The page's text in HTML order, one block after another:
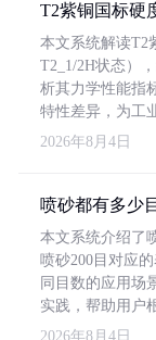
T2紫铜国标硬
本文系统解读T2
T2_1/2H状态）
析其力学性能指
特性差异，为工
2026年8月4日
喷砂都有多少目
本文系统介绍了
喷砂200目对应
同目数的应用场
实践，帮助用户
2026年8月4日